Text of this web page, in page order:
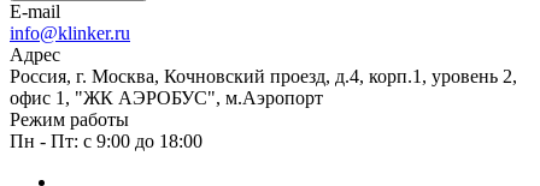
E-mail
info@klinker.ru
Адрес
Россия, г. Москва, Кочновский проезд, д.4, корп.1, уровень 2,
офис 1, "ЖК АЭРОБУС", м.Аэропорт
Режим работы
Пн - Пт: с 9:00 до 18:00